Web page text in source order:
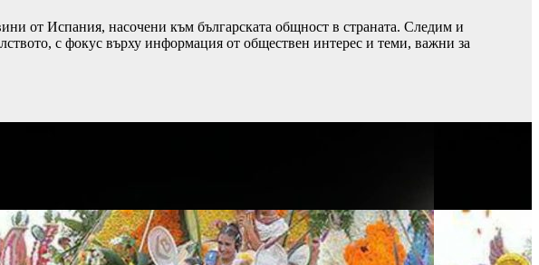
от Испания, насочени към българската общност в страната. Следим и
с фокус върху информация от обществен интерес и теми, важни за